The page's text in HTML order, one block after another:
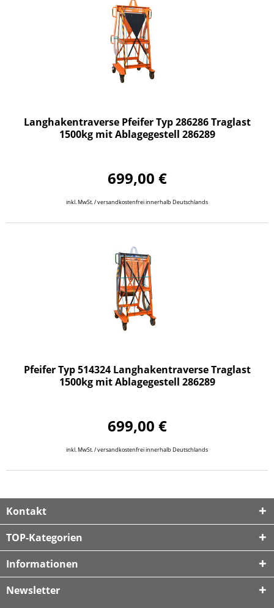
Langhakentraverse Pfeifer Typ 286286 Traglast
1500kg mit Ablagegestell 286289
699,00 €
inkl. MwSt. / versandkostenfrei innerhalb Deutschlands
Pfeifer Typ 514324 Langhakentraverse Traglast
1500kg mit Ablagegestell 286289
699,00 €
inkl. MwSt. / versandkostenfrei innerhalb Deutschlands
Kontakt
TOP-Kategorien
Informationen
Newsletter